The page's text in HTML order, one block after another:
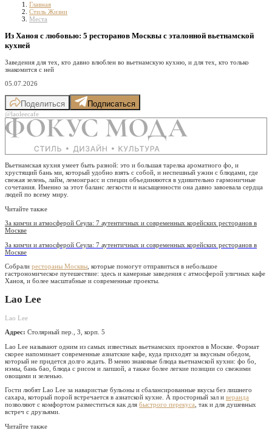
Главная
Стиль Жизни
Места
Из Ханоя с любовью: 5 ресторанов Москвы с эталонной вьетнамской
кухней
Заведения для тех, кто давно влюблен во вьетнамскую кухню, и для тех, кто только
знакомится с ней
05.07.2026
Поделиться Подписаться
@laoleecafe
Вьетнамская кухня умеет быть разной: это и большая тарелка ароматного фо, и
хрустящий бань ми, который удобно взять с собой, и неспешный ужин с блюдами, где
свежая зелень, лайм, лемонграсс и специи объединяются в удивительно гармоничные
сочетания. Именно за этот баланс легкости и насыщенности она давно завоевала сердца
людей по всему миру.
Читайте также
За кимчи и атмосферой Сеула: 7 аутентичных и современных корейских ресторанов в
Москве
За кимчи и атмосферой Сеула: 7 аутентичных и современных корейских ресторанов в
Москве
Собрали рестораны Москвы , которые помогут отправиться в небольшое
гастрономическое путешествие: здесь и камерные заведения с атмосферой уличных кафе
Ханоя, и более масштабные и современные проекты.
Lao Lee
Lao Lee
Адрес: Столярный пер., 3, корп. 5
Lao Lee называют одним из самых известных вьетнамских проектов в Москве. Формат
скорее напоминает современные азиатские кафе, куда приходят за вкусным обедом,
который не придется долго ждать. В меню знаковые блюда вьетнамской кухни: фо бо,
нэмы, бань бао, блюда с рисом и лапшой, а также более легкие позиции со свежими
овощами и зеленью.
Гости любят Lao Lee за наваристые бульоны и сбалансированные вкусы без лишнего
сахара, который порой встречается в азиатской кухне. А просторный зал и веранда
позволяют с комфортом разместиться как для быстрого перекуса , так и для душевных
встреч с друзьями.
Читайте также